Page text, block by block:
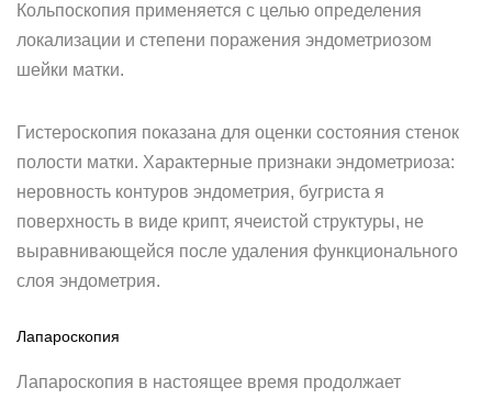
Кольпоскопия применяется с целью определения
локализации и степени поражения эндометриозом
шейки матки.
Гистероскопия показана для оценки состояния стенок
полости матки. Характерные признаки эндометриоза:
неровность контуров эндометрия, бугриста я
поверхность в виде крипт, ячеистой структуры, не
выравнивающейся после удаления функционального
слоя эндометрия.
Лапароскопия
Лапароскопия в настоящее время продолжает